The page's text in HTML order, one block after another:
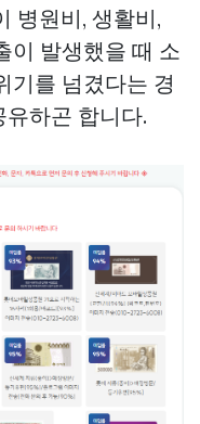
병원비, 생활비,
이 발생했을 때 소
기를 넘겼다는 경
하곤 합니다.